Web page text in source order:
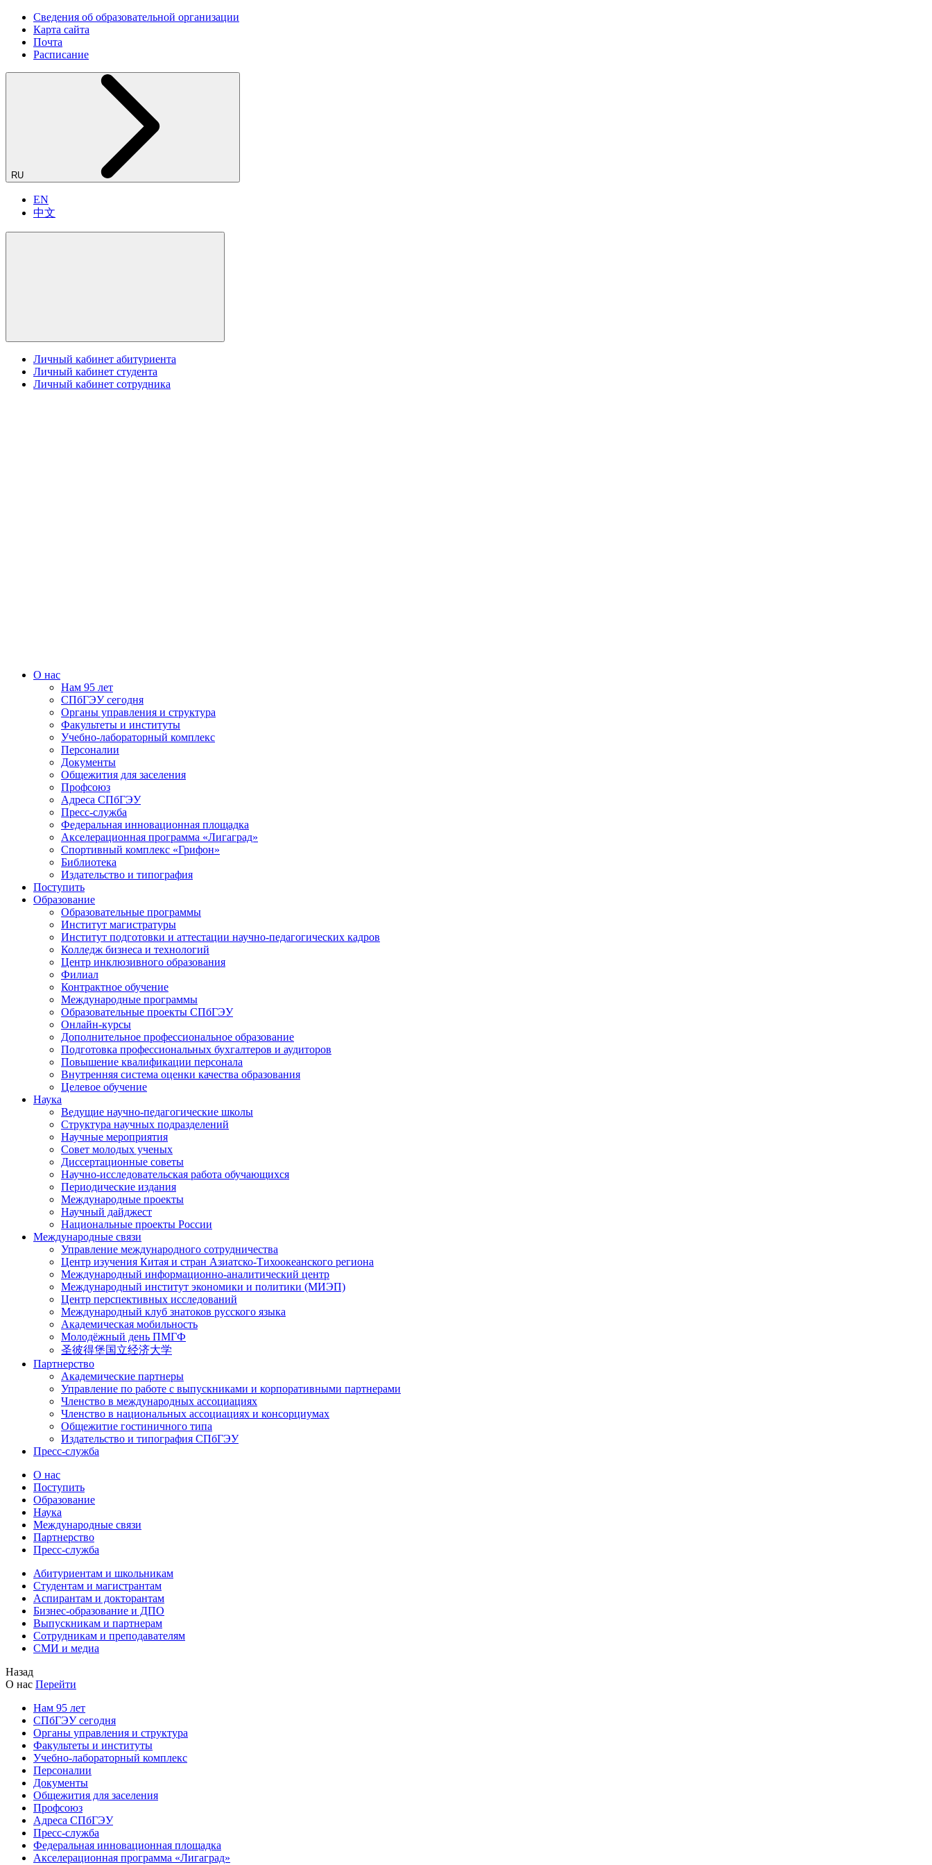
Сведения об образовательной организации
Карта сайта
Почта
Расписание
RU
EN
中文
Личный кабинет абитуриента
Личный кабинет студента
Личный кабинет сотрудника
О нас
Нам 95 лет
СПбГЭУ сегодня
Органы управления и структура
Факультеты и институты
Учебно-лабораторный комплекс
Персоналии
Документы
Общежития для заселения
Профсоюз
Адреса СПбГЭУ
Пресс-служба
Федеральная инновационная площадка
Акселерационная программа «Лигаград»­­
Спортивный комплекс «Грифон»
Библиотека
Издательство и типография
Поступить
Образование
Образовательные программы
Институт магистратуры
Институт подготовки и аттестации научно-педагогических кадров
Колледж бизнеса и технологий
Центр инклюзивного образования
Филиал
Контрактное обучение
Международные программы
Образовательные проекты СПбГЭУ
Онлайн-курсы
Дополнительное профессиональное образование
Подготовка профессиональных бухгалтеров и аудиторов
Повышение квалификации персонала
Внутренняя система оценки качества образования
Целевое обучение
Наука
Ведущие научно-педагогические школы
Структура научных подразделений
Научные мероприятия
Совет молодых ученых
Диссертационные советы
Научно-исследовательская работа обучающихся
Периодические издания
Международные проекты
Научный дайджест
Национальные проекты России
Международные связи
Управление международного сотрудничества
Центр изучения Китая и стран Азиатско-Тихоокеанского региона
Международный информационно-аналитический центр
Международный институт экономики и политики (МИЭП)
Центр перспективных исследований
Международный клуб знатоков русского языка
Академическая мобильность
Молодёжный день ПМГФ
圣彼得堡国立经济大学
Партнерство
Академические партнеры
Управление по работе с выпускниками и корпоративными партнерами
Членство в международных ассоциациях
Членство в национальных ассоциациях и консорциумах
Общежитие гостиничного типа
Издательство и типография СПбГЭУ
Пресс-служба
О нас
Поступить
Образование
Наука
Международные связи
Партнерство
Пресс-служба
Абитуриентам и школьникам
Студентам и магистрантам
Аспирантам и докторантам
Бизнес-образование и ДПО
Выпускникам и партнерам
Сотрудникам и преподавателям
СМИ и медиа
Назад
О нас Перейти
Нам 95 лет
СПбГЭУ сегодня
Органы управления и структура
Факультеты и институты
Учебно-лабораторный комплекс
Персоналии
Документы
Общежития для заселения
Профсоюз
Адреса СПбГЭУ
Пресс-служба
Федеральная инновационная площадка
Акселерационная программа «Лигаград»­­